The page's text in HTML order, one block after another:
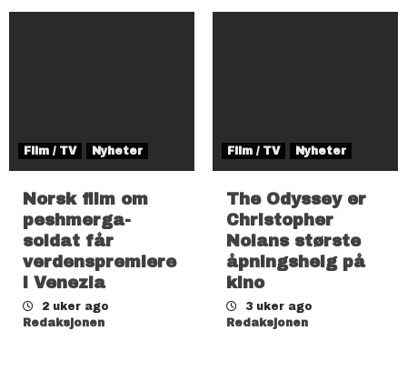
Film / TV Nyheter
Norsk film om
peshmerga-
soldat får
verdenspremiere
i Venezia
2 uker ago
Redaksjonen
Film / TV Nyheter
The Odyssey er
Christopher
Nolans største
åpningshelg på
kino
3 uker ago
Redaksjonen